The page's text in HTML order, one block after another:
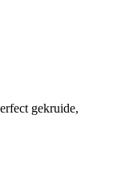
gekruide,